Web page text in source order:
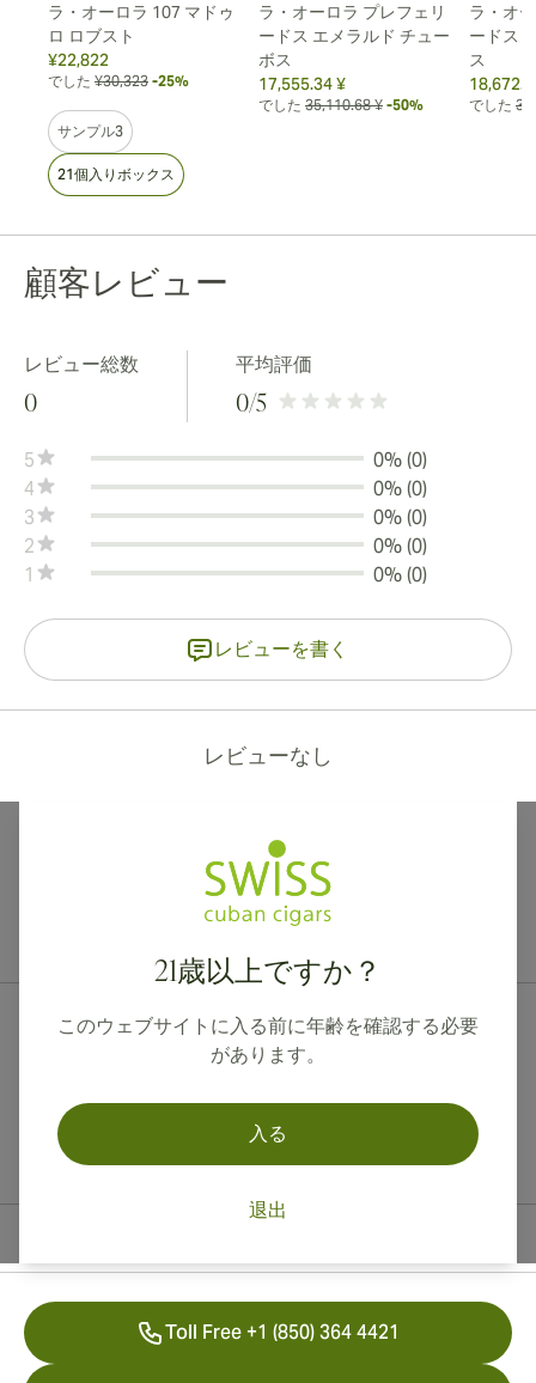
ラ・オーロラ 107 マドゥ
ロ ロブスト
¥22,822
でした ¥30,323 -25%
サンプル3
21個入りボックス
ラ・オーロラ プレフェリ
ードス エメラルド チュー
ボス
17,555.34 ¥
でした 35,110.68 ¥ -50%
ラ・オ
ードス
ス
でした
顧客レビュー
レビュー総数
0
平均評価
0/5
5
0% (0)
4
0% (0)
3
0% (0)
2
0% (0)
1
0% (0)
レビューを書く
レビューなし
21歳以上ですか？
このウェブサイトに入る前に年齢を確認する必要
があります。
入る
退出
Toll Free +1 (850) 364 4421